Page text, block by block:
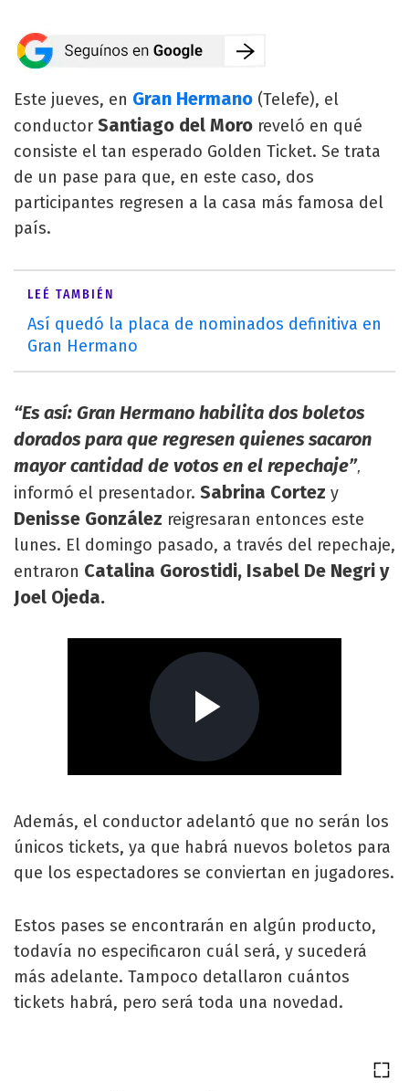
Este jueves, en Gran Hermano (Telefe), el
conductor Santiago del Moro reveló en qué
consiste el tan esperado Golden Ticket. Se trata
de un pase para que, en este caso, dos
participantes regresen a la casa más famosa del
país.
LEÉ TAMBIÉN
Así quedó la placa de nominados definitiva en
Gran Hermano
“Es así: Gran Hermano habilita dos boletos
dorados para que regresen quienes sacaron
mayor cantidad de votos en el repechaje”,
informó el presentador. Sabrina Cortez y
Denisse González reigresaran entonces este
lunes. El domingo pasado, a través del repechaje,
entraron Catalina Gorostidi, Isabel De Negri y
Joel Ojeda.
Además, el conductor adelantó que no serán los
únicos tickets, ya que habrá nuevos boletos para
que los espectadores se conviertan en jugadores.
Estos pases se encontrarán en algún producto,
todavía no especificaron cuál será, y sucederá
más adelante. Tampoco detallaron cuántos
tickets habrá, pero será toda una novedad.